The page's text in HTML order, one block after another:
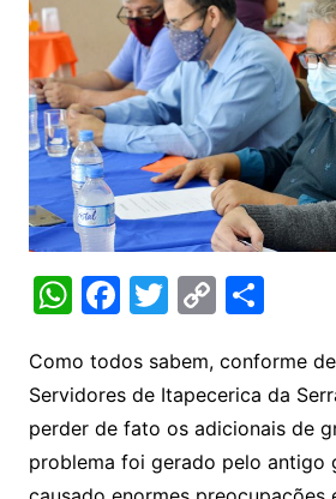
W
at
s
A
p
F
c
e
b
o
T
itt
er
C
p
y
Li
n
S
ar
e
Como todos sabem, conforme
Servidores de Itapecerica da
perder de fato os adicionais de
problema foi gerado pelo antigo